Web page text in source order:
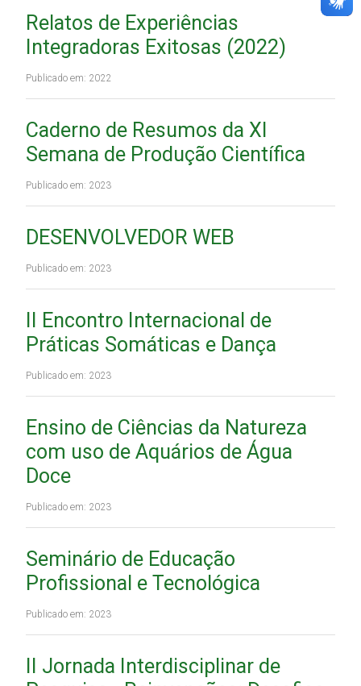
Relatos de Experiências
Integradoras Exitosas (2022)
Publicado em: 2022
Caderno de Resumos da XI
Semana de Produção Científica
Publicado em: 2023
DESENVOLVEDOR WEB
Publicado em: 2023
II Encontro Internacional de
Práticas Somáticas e Dança
Publicado em: 2023
Ensino de Ciências da Natureza
com uso de Aquários de Água
Doce
Publicado em: 2023
Seminário de Educação
Profissional e Tecnológica
Publicado em: 2023
II Jornada Interdisciplinar de